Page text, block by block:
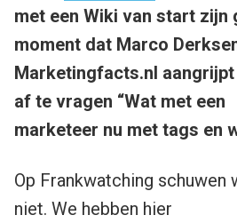
met een Wiki van start zijn
moment dat Marco
Marketingfacts.nl
af te vragen “Wat met een
marketeer nu met tags en
Op Frankwatching schuwen
niet. We hebben hier